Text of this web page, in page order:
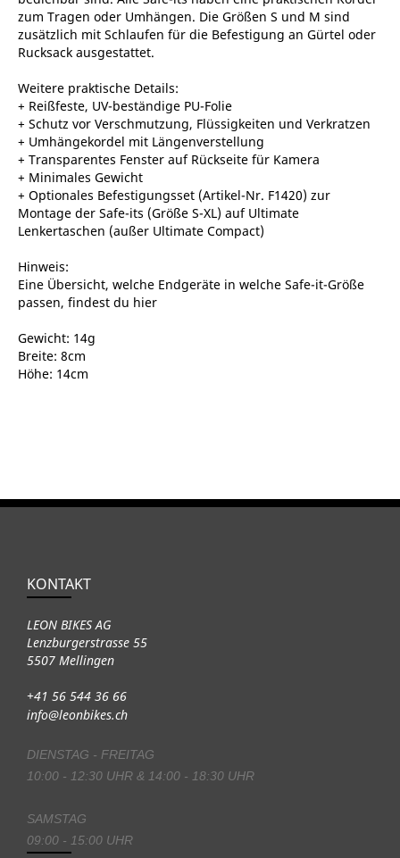
zum Tragen oder Umhängen. Die Größen S und M sind
zusätzlich mit Schlaufen für die Befestigung an Gürtel oder
Rucksack ausgestattet.
Weitere praktische Details:
+ Reißfeste, UV-beständige PU-Folie
+ Schutz vor Verschmutzung, Flüssigkeiten und Verkratzen
+ Umhängekordel mit Längenverstellung
+ Transparentes Fenster auf Rückseite für Kamera
+ Minimales Gewicht
+ Optionales Befestigungsset (Artikel-Nr. F1420) zur
Montage der Safe-its (Größe S-XL) auf Ultimate
Lenkertaschen (außer Ultimate Compact)
Hinweis:
Eine Übersicht, welche Endgeräte in welche Safe-it-Größe
passen, findest du hier
Gewicht: 14g
Breite: 8cm
Höhe: 14cm
KONTAKT
LEON BIKES AG
Lenzburgerstrasse 55
5507 Mellingen
+41 56 544 36 66
info@leonbikes.ch
DIENSTAG - FREITAG
10:00 - 12:30 UHR & 14:00 - 18:30 UHR
SAMSTAG
09:00 - 15:00 UHR